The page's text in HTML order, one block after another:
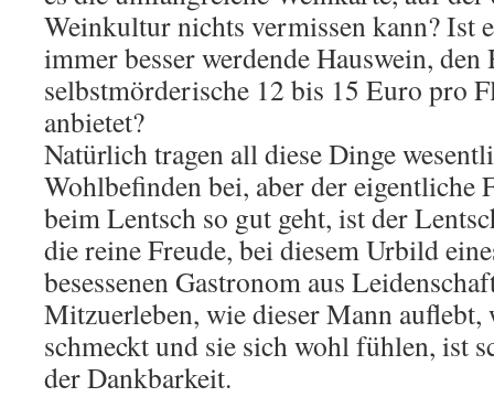
Weinkultur nichts vermissen kann? Ist
immer besser werdende Hauswein,
selbstmörderische 12 bis 15 Euro pro
anbietet?
Natürlich tragen all diese Dinge
Wohlbefinden bei, aber der eigentliche
beim Lentsch so gut geht, ist der
die reine Freude, bei diesem Urbild
besessenen Gastronom aus
Mitzuerleben, wie dieser Mann auflebt,
schmeckt und sie sich wohl fühlen, ist
der Dankbarkeit.